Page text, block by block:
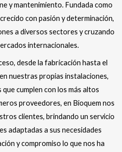
y mantenimiento. Fundada como
con pasión y determinación,
a diversos sectores y cruzando
internacionales.
desde la fabricación hasta el
nuestras propias instalaciones,
cumplen con los más altos
proveedores, en Bioquem nos
clientes, brindando un servicio
adaptadas a sus necesidades
y compromiso lo que nos ha